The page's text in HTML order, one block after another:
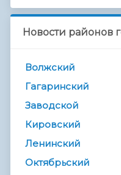
Новости районов
Волжский
Гагаринский
Заводской
Кировский
Ленинский
Октябрьский